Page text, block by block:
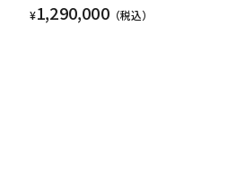
¥1,290,000（税込）